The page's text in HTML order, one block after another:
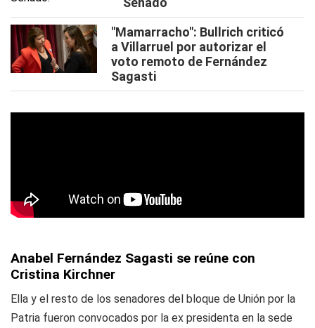
"Mamarracho": Bullrich criticó
a Villarruel por autorizar el
voto remoto de Fernández
Sagasti
Anabel Fernández Sagasti se reúne con
Cristina Kirchner
Ella y el resto de los senadores del bloque de Unión por la
Patria fueron convocados por la ex presidenta en la sede